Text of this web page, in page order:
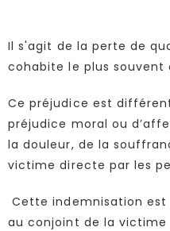
Il s'agit de la perte de
cohabite le plus
Ce préjudice est
préjudice moral ou
la douleur, de la
victime directe par les
Cette indemnisation
au conjoint de la victime